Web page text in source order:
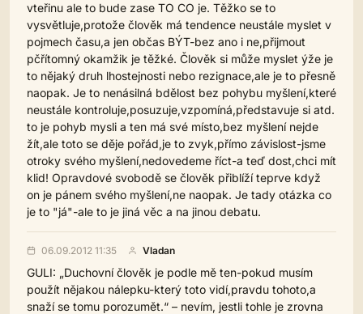
vteřinu ale to bude zase TO CO je. Těžko se to
vysvětluje,protože člověk má tendence neustále myslet v
pojmech času,a jen občas BÝT-bez ano i ne,přijmout
pčřítomný okamžik je těžké. Člověk si může myslet ýže je
to nějaký druh lhostejnosti nebo rezignace,ale je to přesně
naopak. Je to nenásilná bdělost bez pohybu myšlení,které
neustále kontroluje,posuzuje,vzpomíná,představuje si atd.
to je pohyb mysli a ten má své místo,bez myšlení nejde
žít,ale toto se děje pořád,je to zvyk,přímo závislost-jsme
otroky svého myšlení,nedovedeme říct-a teď dost,chci mít
klid! Opravdové svobodě se člověk přiblíží teprve když
on je pánem svého myšlení,ne naopak. Je tady otázka co
je to "já"-ale to je jiná věc a na jinou debatu.
06.09.2012 11:35 Vladan
GULI: „Duchovní člověk je podle mě ten-pokud musím
použít nějakou nálepku-který toto vidí,pravdu tohoto,a
snaží se tomu porozumět.“ – nevím, jestli tohle je zrovna